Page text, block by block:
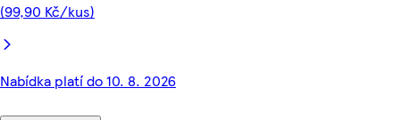
(99,90 Kč/kus)
Nabídka platí do 10. 8. 2026